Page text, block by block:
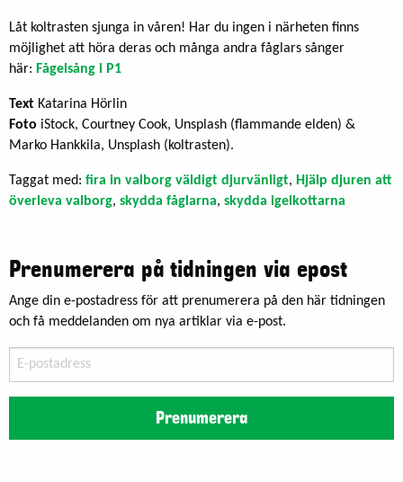
Låt koltrasten sjunga in våren! Har du ingen i närheten finns
möjlighet att höra deras och många andra fåglars sånger
här: Fågelsång i P1
Text Katarina Hörlin
Foto iStock, Courtney Cook, Unsplash (flammande elden) &
Marko Hankkila, Unsplash (koltrasten).
Taggat med: fira in valborg väldigt djurvänligt, Hjälp djuren att
överleva valborg, skydda fåglarna, skydda igelkottarna
Prenumerera på tidningen via epost
Ange din e-postadress för att prenumerera på den här tidningen
och få meddelanden om nya artiklar via e-post.
postadress
Prenumerera